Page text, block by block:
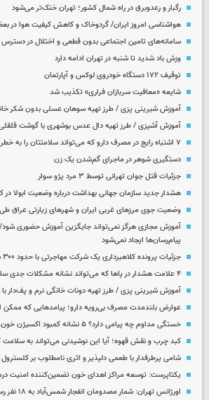
رگبار و رعدوبرق در راه شمال کشور؛ تهران خنک‌تر می‌شود
هواشناسی امروز ایران/ گردوخاک و کاهش کیفیت هوا در
سامانه‌های تامین اجتماعی بدون قطعی و اختلال در
وزش باد شدید تا شنبه در تهران ادامه دارد
توقیف ۱۷۲ دستگاه خودروی لوکس و آپارتمان
شایعه «معافیت سربازان فراری» تکذیب شد
آموزش شیرینی پزی / طرز تهیه سوهان عسلی بدون شکر
آموزش آشپزی / طرز تهیه دال عدس بوشهری با گوشت
۷ اشتباه رایج در مصرف دارو که می‌تواند سلامتتان را به خطر بیندازد
دستگیری شوهر در ماجرای گم‌شدن یک زن
جزئیات قتل جوان تهرانی توسط ۳ مرد پژو سوار
هشدار جدید سازمان جهانی بهداشت درباره وضعیت ابولا در
وضعیت جوی مرزهای غربی ایران و شهرهای زیارتی عراق طی
آموزش مجازی هرگز نمی‌تواند جایگزین آموزش حضوری
پیام‌رسان‌ها ایجاد نمی‌شود
جزئیات پرونده کلاهبرداری یک شرکت مهاجرتی با حدود ۳۰۰ شاکی
۴ علامت هشدار در پاها که می‌تواند نشانه مشکلات جدی سلامت باشد
آموزش شیرینی پزی / طرز تهیه دونات خانگی نرم و پف‌دار
عوارض بلندمدت مصرف بی‌رویه دارو؛ پیامدهایی که ممکن
خستگی مداوم چه پیامی دارد؟ ۵ نشانه کمبود اکسیژن خون که باید جدی گرفت
کبد چرب و نقش قهوه؛ آیا این نوشیدنی می‌تواند به
شامی پرطرفدار با طعمی دلپذیر و اثری نامطلوب بر
یکتاپرست: توسعه مراکز اهدای خون تضمین‌کننده امنیت
اورژانس تهران: شمار مصدومان انفجار شمس‌آباد به ۱۸ نفر رسید